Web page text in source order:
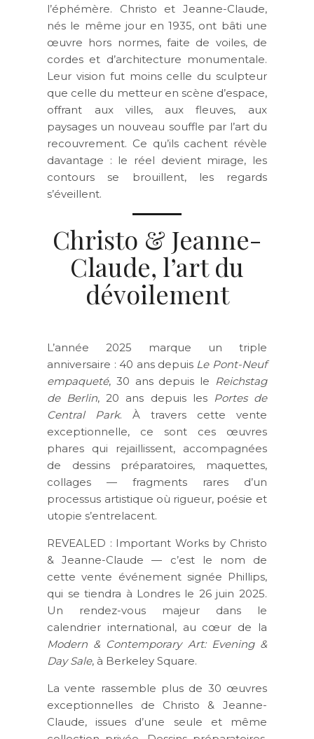
l’éphémère. Christo et Jeanne-Claude,
nés le même jour en 1935, ont bâti une
œuvre hors normes, faite de voiles, de
cordes et d’architecture monumentale.
Leur vision fut moins celle du sculpteur
que celle du metteur en scène d’espace,
offrant aux villes, aux fleuves, aux
paysages un nouveau souffle par l’art du
recouvrement. Ce qu’ils cachent révèle
davantage : le réel devient mirage, les
contours se brouillent, les regards
s’éveillent.
Christo & Jeanne-
Claude, l’art du
dévoilement
L’année 2025 marque un triple
anniversaire : 40 ans depuis Le Pont-Neuf
empaqueté, 30 ans depuis le Reichstag
de Berlin, 20 ans depuis les Portes de
Central Park. À travers cette vente
exceptionnelle, ce sont ces œuvres
phares qui rejaillissent, accompagnées
de dessins préparatoires, maquettes,
collages — fragments rares d’un
processus artistique où rigueur, poésie et
utopie s’entrelacent.
REVEALED : Important Works by Christo
& Jeanne-Claude — c’est le nom de
cette vente événement signée Phillips,
qui se tiendra à Londres le 26 juin 2025.
Un rendez-vous majeur dans le
calendrier international, au cœur de la
Modern & Contemporary Art: Evening &
Day Sale, à Berkeley Square.
La vente rassemble plus de 30 œuvres
exceptionnelles de Christo & Jeanne-
Claude, issues d’une seule et même